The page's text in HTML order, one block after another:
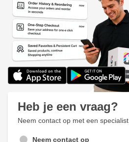
Heb je een vraag?
Neem contact op met een specialist
Neem contact op